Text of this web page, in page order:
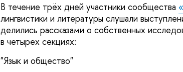
В течение трёх дней участники сообщества
лингвистики и литературы слушали
делились рассказами о собственных
в четырех секциях:
"Язык и общество"